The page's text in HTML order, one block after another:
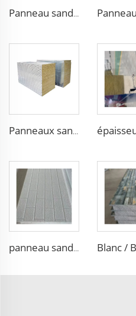
Panneau sandwich en acier isolant et insonorisant de 50 mm en polystyrène expansé (EPS), panneau isolant en mousse polyuréthane pour murs et toitures
Panneaux sandwich en laine de roche pour salle blanche Sip Mousse Sip Panneaux Mgo Eps
panneau sandwich isolant en acier avec noyau en polystyrène expansé (EPS) d'une épaisseur de 30mm à 100mm, panneau mousse PU pour toit